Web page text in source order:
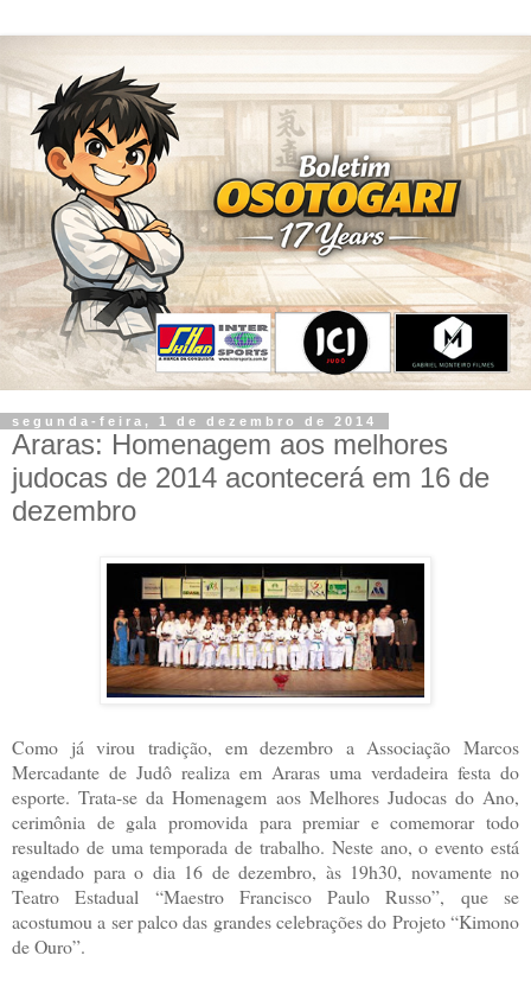
segunda-feira, 1 de dezembro de 2014
Araras: Homenagem aos melhores
judocas de 2014 acontecerá em 16 de
dezembro
Como já virou tradição, em dezembro a Associação Marcos
Mercadante de Judô realiza em Araras uma verdadeira festa do
esporte. Trata-se da Homenagem aos Melhores Judocas do Ano,
cerimônia de gala promovida para premiar e comemorar todo
resultado de uma temporada de trabalho. Neste ano, o evento está
agendado para o dia 16 de dezembro, às 19h30, novamente no
Teatro Estadual “Maestro Francisco Paulo Russo”, que se
acostumou a ser palco das grandes celebrações do Projeto “Kimono
de Ouro”.